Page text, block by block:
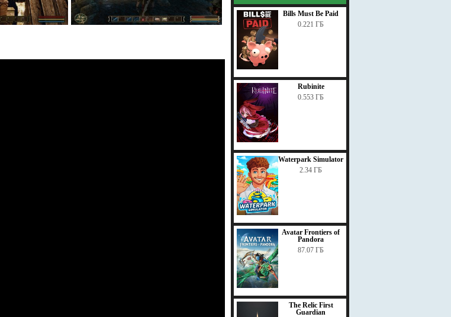
Bills Must Be Paid
0.221 ГБ
Rubinite
0.553 ГБ
Waterpark Simulator
2.34 ГБ
Avatar Frontiers of
Pandora
87.07 ГБ
The Relic First
Guardian